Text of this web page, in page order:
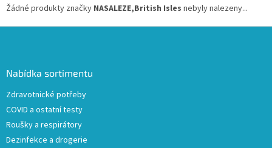
Žádné produkty značky NASALEZE,British Isles nebyly nalezeny...
Nabídka sortimentu
Zdravotnické potřeby
COVID a ostatní testy
Roušky a respirátory
Dezinfekce a drogerie